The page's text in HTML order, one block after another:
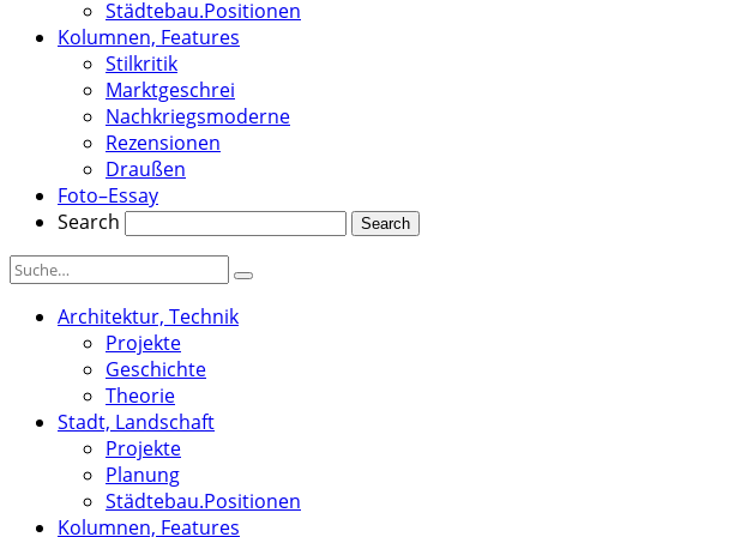
Städtebau.Positionen
Kolumnen, Features
Stilkritik
Marktgeschrei
Nachkriegsmoderne
Rezensionen
Draußen
Foto–Essay
Search
Architektur, Technik
Projekte
Geschichte
Theorie
Stadt, Landschaft
Projekte
Planung
Städtebau.Positionen
Kolumnen, Features